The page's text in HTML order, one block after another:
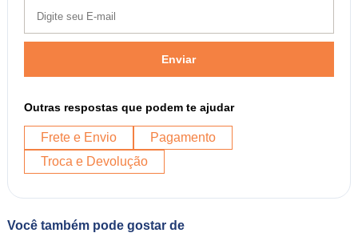
Enviar
Outras respostas que podem te ajudar
Frete e Envio
Pagamento
Troca e Devolução
Você também pode gostar de